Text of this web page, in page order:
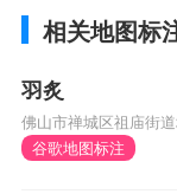
相关地图标
羽炙
佛山市禅城区祖庙街
谷歌地图标注